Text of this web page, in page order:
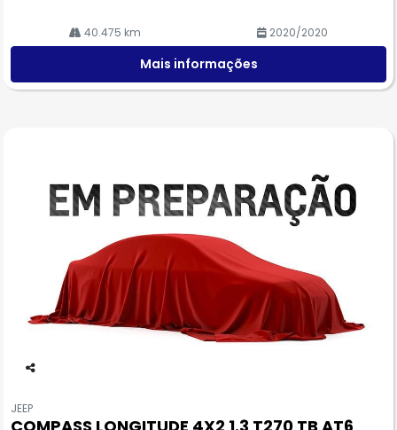
40.475 km 2020/2020
Mais informações
pa
JEEP